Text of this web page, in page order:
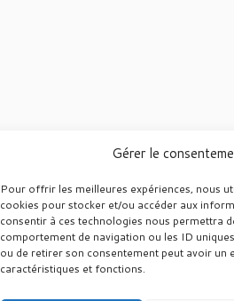
Gérer le
Pour offrir les meilleures expériences, nous
cookies pour stocker et/ou accéder aux
consentir à ces technologies nous permettra
comportement de navigation ou les ID
ou de retirer son consentement peut avoir un
caractéristiques et fonctions.